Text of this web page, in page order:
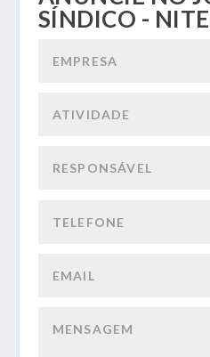
SÍNDICO -